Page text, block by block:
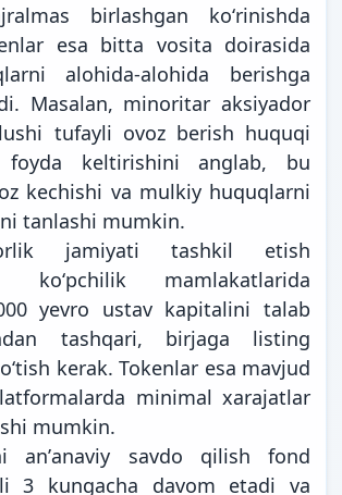
birlashgan koʻrinishda
esa bitta vosita doirasida
alohida-alohida berishga
Masalan, minoritar aksiyador
tufayli ovoz berish huquqi
keltirishini anglab, bu
kechishi va mulkiy huquqlarni
tanlashi mumkin.
jamiyati tashkil etish
koʻpchilik mamlakatlarida
yevro ustav kapitalini talab
tashqari, birjaga listing
kerak. Tokenlar esa mavjud
minimal xarajatlar
mumkin.
anʼanaviy savdo qilish fond
3 kungacha davom etadi va